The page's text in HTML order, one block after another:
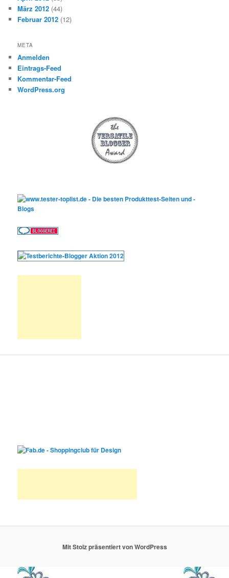
März 2012 (44)
Februar 2012 (12)
META
Anmelden
Eintrags-Feed
Kommentar-Feed
WordPress.org
Mit Stolz präsentiert von WordPress